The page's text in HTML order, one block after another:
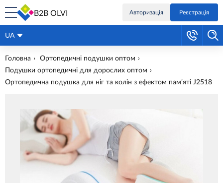
B2B OLVI Авторизація Реєстрація
UA
Головна
Ортопедичні подушки оптом
Подушки ортопедичні для дорослих оптом
Ортопедична подушка для ніг та колін з ефектом пам’яті J2518